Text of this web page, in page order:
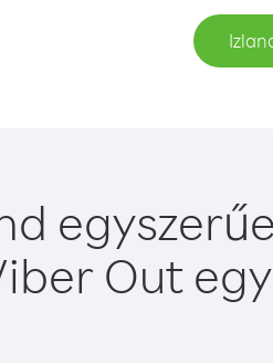
Out